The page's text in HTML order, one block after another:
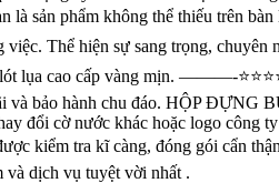
sản phẩm không thể thiếu trên
việc. Thể hiện sự sang trọng,
lót lụa cao cấp vàng mịn. ———-
và bảo hành chu đáo. HỘP
đổi cờ nước khác hoặc logo
kiểm tra kĩ càng, đóng gói cẩn
và dịch vụ tuyệt vời nhất .